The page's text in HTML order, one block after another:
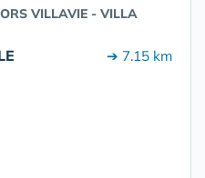
VILLAVIE - VILLA
➔ 7.15 km